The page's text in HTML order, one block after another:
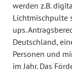
werden z.B.
Lichtmischpulte
ups.
Deutschland,
Personen und
im Jahr. Das